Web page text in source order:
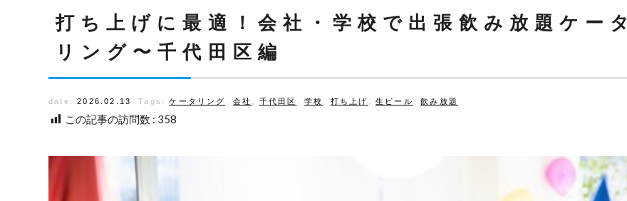
打ち上げに最適！会社・学校で出張飲み放題ケータ
リング〜千代田区編
date: 2026.02.13 Tags:ケータリング 会社 千代田区 学校 打ち上げ 生ビール ,飲み放題
この記事の訪問数 : 358